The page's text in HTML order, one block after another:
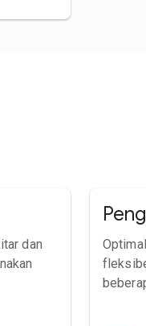
dan